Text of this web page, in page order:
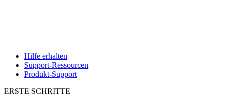
Hilfe erhalten
Support-Ressourcen
Produkt-Support
ERSTE SCHRITTE